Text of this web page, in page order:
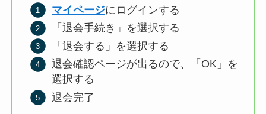
マイページにログインする
「退会手続き」を選択する
「退会する」を選択する
退会確認ページが出るので、「OK」を
選択する
退会完了